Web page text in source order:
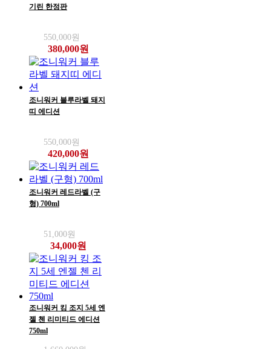
기린 한정판
550,000원
380,000원
조니워커 블루라벨 돼지
띠 에디션
550,000원
420,000원
조니워커 레드라벨 (구
형) 700ml
51,000원
34,000원
조니워커 킹 조지 5세 엔
젤 첸 리미티드 에디션
750ml